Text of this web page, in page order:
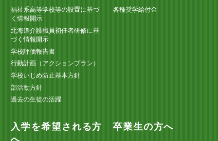
福祉系高等学校等の設置に基づ
く情報開示
北海道介護職員初任者研修に基
づく情報開示
学校評価報告書
行動計画（アクションプラン）
学校いじめ防止基本方針
部活動方針
過去の生徒の活躍
各種奨学給付金
入学を希望される方
卒業生の方へ